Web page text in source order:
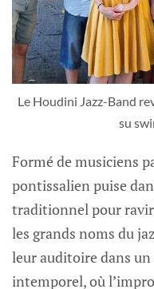
Le Houdini Jazz-Band
su
Formé de musiciens
pontissalien puise
traditionnel pour
les grands noms du
leur auditoire dans
intemporel, où